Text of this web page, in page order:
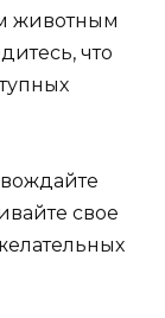
животным
что
свое